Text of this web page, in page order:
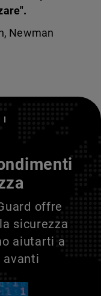
Newman
offre
sicurezza
aiutarti a
avanti